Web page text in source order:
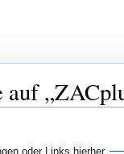
auf
oder Links hierher